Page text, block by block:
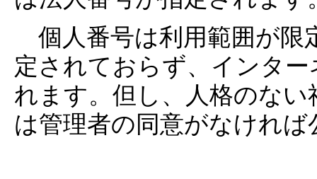
個人番号は利用範囲が限
定されておらず、インタ
れます。但し、人格のな
は管理者の同意がなけれ